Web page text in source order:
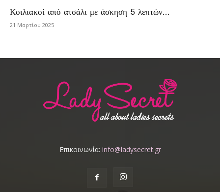
Κοιλιακοί από ατσάλι με άσκηση 5 λεπτών…
21 Μαρτίου 2025
Επικοινωνία: info@ladysecret.gr